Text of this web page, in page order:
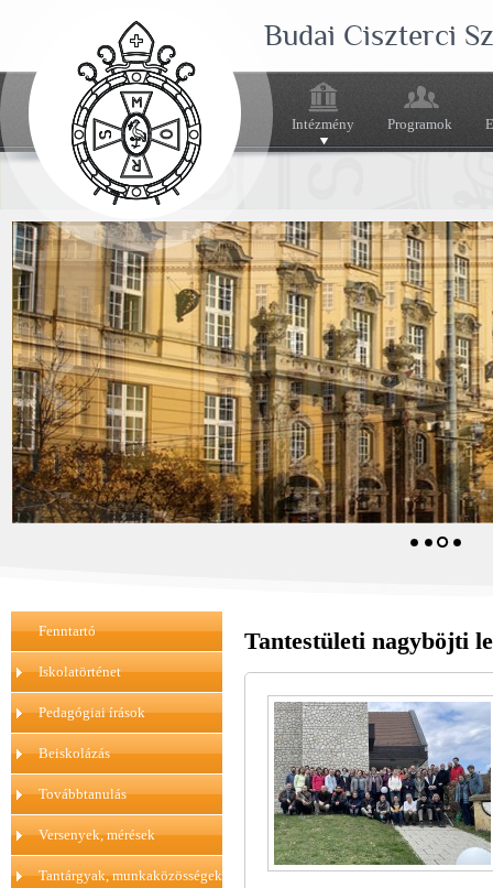
Budai Ciszterci
Intézmény Programok
Fenntartó
Iskolatörténet
Pedagógiai írások
Beiskolázás
Továbbtanulás
Versenyek, mérések
Tantárgyak, munkaközösségek
Tantestületi nagyböjti